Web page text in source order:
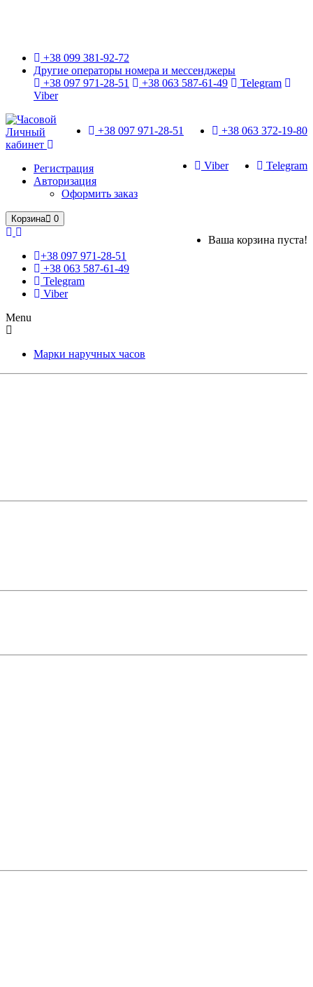
+38 099 381-92-72
Другие операторы номера и мессенджеры
+38 097 971-28-51
+38 063 587-61-49
Telegram
Viber
+38 063 372-19-80
+38 097 971-28-51
Telegram
Viber
Личный
кабинет
Регистрация
Авторизация
Оформить заказ
Корзина 0
Ваша корзина пуста!
+38 097 971-28-51
+38 063 587-61-49
Telegram
Viber
Menu
Марки наручных часов